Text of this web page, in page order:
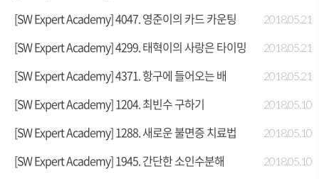
[SW Expert Academy] 4047. 영준이의 카드 카운팅 2018.05.21
[SW Expert Academy] 4299. 태혁이의 사랑은 타이밍 2018.05.21
[SW Expert Academy] 4371. 항구에 들어오는 배 2018.05.21
[SW Expert Academy] 1204. 최빈수 구하기 2018.05.10
[SW Expert Academy] 1288. 새로운 불면증 치료법 2018.05.10
[SW Expert Academy] 1945. 간단한 소인수분해 2018.05.10